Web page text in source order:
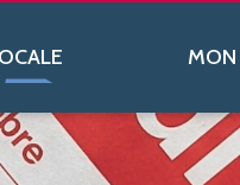
cette publication est